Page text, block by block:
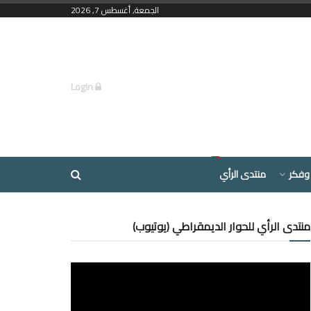
الجمعة, أغسطس 7, 2026
منتدى الرأي
منتدى الرأي للحوار الديمقراطي (يوتيوب)